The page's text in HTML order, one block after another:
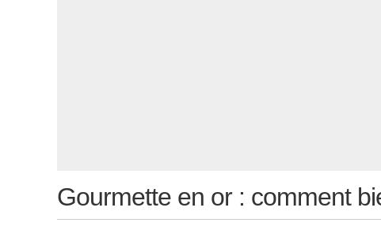
Gourmette en or : comment